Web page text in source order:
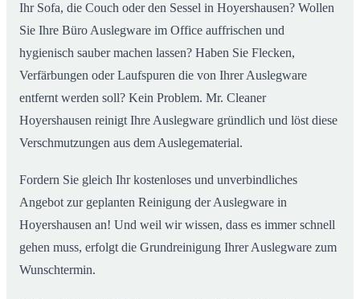
Ihr Sofa, die Couch oder den Sessel in Hoyershausen? Wollen
Sie Ihre Büro Auslegware im Office auffrischen und
hygienisch sauber machen lassen? Haben Sie Flecken,
Verfärbungen oder Laufspuren die von Ihrer Auslegware
entfernt werden soll? Kein Problem. Mr. Cleaner
Hoyershausen reinigt Ihre Auslegware gründlich und löst diese
Verschmutzungen aus dem Auslegematerial.
Fordern Sie gleich Ihr kostenloses und unverbindliches
Angebot zur geplanten Reinigung der Auslegware in
Hoyershausen an! Und weil wir wissen, dass es immer schnell
gehen muss, erfolgt die Grundreinigung Ihrer Auslegware zum
Wunschtermin.